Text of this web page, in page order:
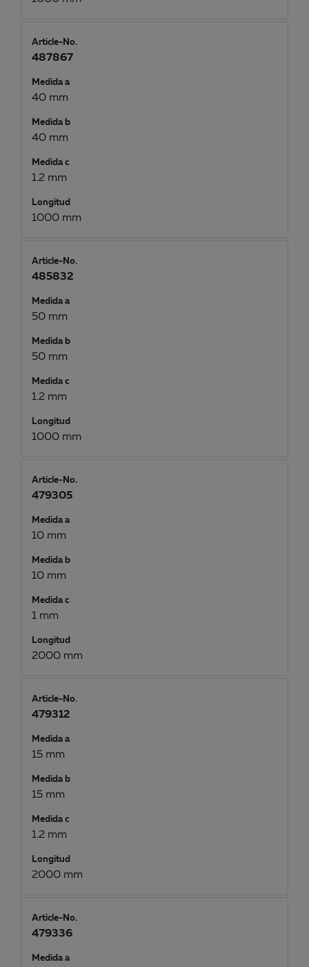
Article-No.
487867
Medida a
40 mm
Medida b
40 mm
Medida c
1.2 mm
Longitud
1000 mm
Article-No.
485832
Medida a
50 mm
Medida b
50 mm
Medida c
1.2 mm
Longitud
1000 mm
Article-No.
479305
Medida a
10 mm
Medida b
10 mm
Medida c
1 mm
Longitud
2000 mm
Article-No.
479312
Medida a
15 mm
Medida b
15 mm
Medida c
1.2 mm
Longitud
2000 mm
Article-No.
479336
Medida a